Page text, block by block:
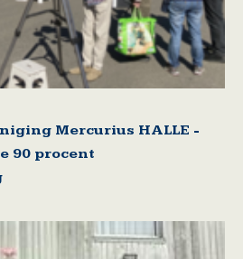
Mercurius HALLE -
90 procent